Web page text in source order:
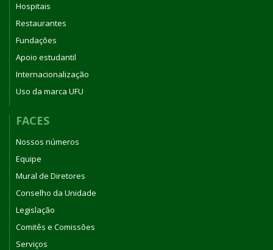
Hospitais
Restaurantes
Fundações
Apoio estudantil
Internacionalização
Uso da marca UFU
FACES
Nossos números
Equipe
Mural de Diretores
Conselho da Unidade
Legislação
Comitês e Comissões
Serviços